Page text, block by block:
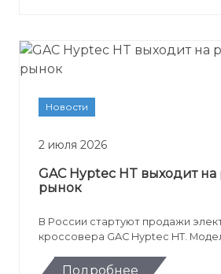
Новости
2 июля 2026
GAC Hyptec HT выходит
рынок
В России стартуют продажи
кроссовера GAC Hyptec HT.
км, быстрой зарядкой,
Подробнее